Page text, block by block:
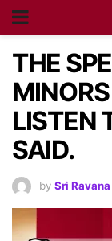
THE
LISTEN
SAID.
by Sri Ravana